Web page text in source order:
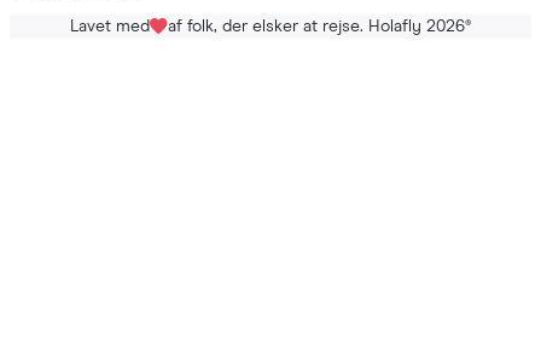
Lavet med af folk, der elsker at rejse. Holafly 2026®